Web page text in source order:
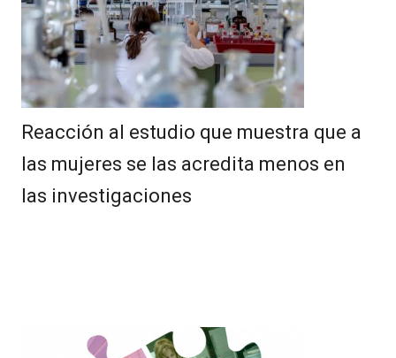
Reacción al estudio que muestra que a
las mujeres se las acredita menos en
las investigaciones